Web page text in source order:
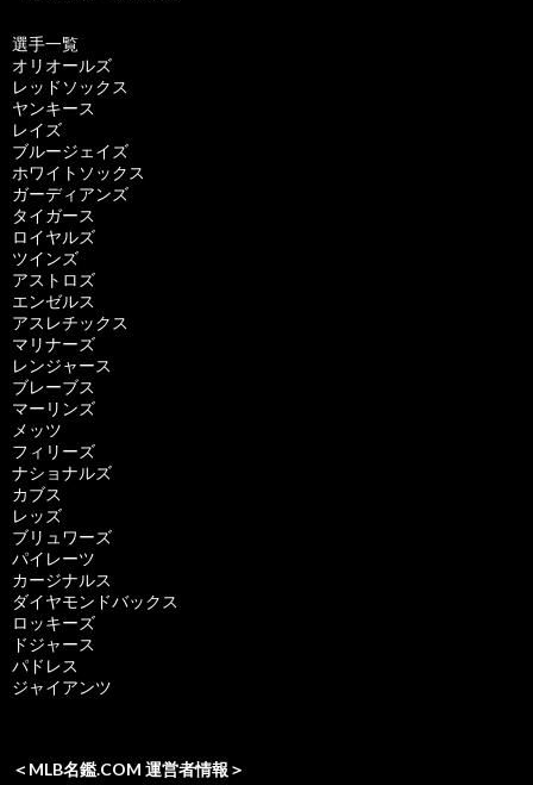
選手一覧
オリオールズ
レッドソックス
ヤンキース
レイズ
ブルージェイズ
ホワイトソックス
ガーディアンズ
タイガース
ロイヤルズ
ツインズ
アストロズ
エンゼルス
アスレチックス
マリナーズ
レンジャース
ブレーブス
マーリンズ
メッツ
フィリーズ
ナショナルズ
カブス
レッズ
ブリュワーズ
パイレーツ
カージナルス
ダイヤモンドバックス
ロッキーズ
ドジャース
パドレス
ジャイアンツ
＜MLB名鑑.COM 運営者情報＞